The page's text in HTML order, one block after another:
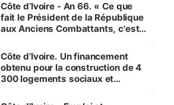
Côte d’Ivoire - An 66. « Ce que
fait le Président de la République
aux Anciens Combattants, c'est
Côte d’Ivoire. Un financement
obtenu pour la construction de 4
300 logements sociaux et
et Yamoussoukro